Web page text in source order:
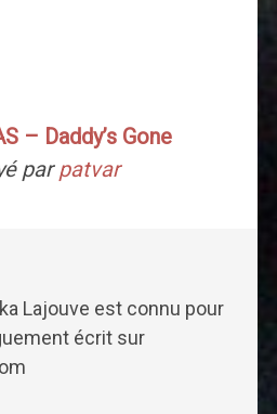
– Daddy’s Gone
parpatvar
Lajouve est connu pour
écrit sur